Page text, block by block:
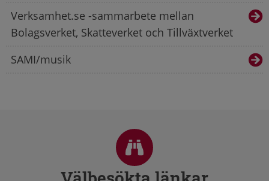
Verksamhet.se -sammarbete mellan
Bolagsverket, Skatteverket och Tillväxtverket
SAMI/musik